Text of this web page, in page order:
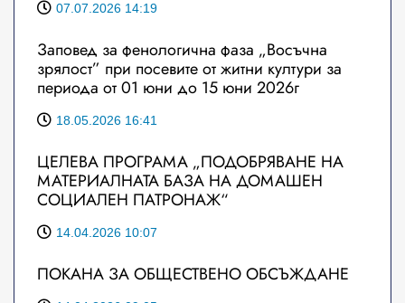
07.07.2026 14:19
Заповед за фенологична фаза „Восъчна
зрялост” при посевите от житни култури за
периода от 01 юни до 15 юни 2026г
18.05.2026 16:41
ЦЕЛЕВА ПРОГРАМА „ПОДОБРЯВАНЕ НА
МАТЕРИАЛНАТА БАЗА НА ДОМАШЕН
СОЦИАЛЕН ПАТРОНАЖ“
14.04.2026 10:07
ПОКАНА ЗА ОБЩЕСТВЕНО ОБСЪЖДАНЕ